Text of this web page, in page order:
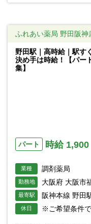
ふれあい薬局 野田阪神
野田駅｜高時給｜駅す
決め手は時給！【パー
集】
パート 時給
業種 調剤薬局
勤務地 大阪府 大阪市
最寄駅 阪神本線 野田
休日 ※ご希望条件